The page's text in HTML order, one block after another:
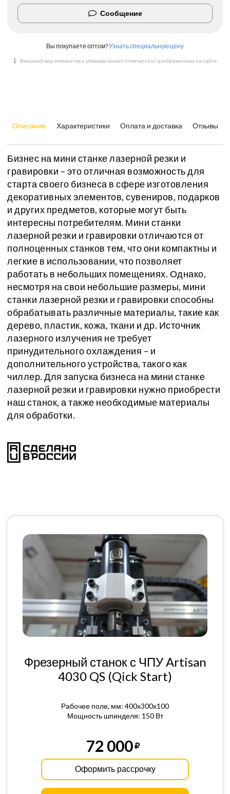
Сообщение
Вы покупаете оптом?Узнать специальную цену
Внешний вид элементов и упаковка может отличатся от изображенных на сайте.
Описание Характеристики Оплата и доставка Отзывы
Бизнес на мини станке лазерной резки и
гравировки – это отличная возможность для
старта своего бизнеса в сфере изготовления
декоративных элементов, сувениров, подарков
и других предметов, которые могут быть
интересны потребителям. Мини станки
лазерной резки и гравировки отличаются от
полноценных станков тем, что они компактны и
легкие в использовании, что позволяет
работать в небольших помещениях. Однако,
несмотря на свои небольшие размеры, мини
станки лазерной резки и гравировки способны
обрабатывать различные материалы, такие как
дерево, пластик, кожа, ткани и др. Источник
лазерного излучения не требует
принудительного охлаждения – и
дополнительного устройства, такого как
чиллер. Для запуска бизнеса на мини станке
лазерной резки и гравировки нужно приобрести
наш станок, а также необходимые материалы
для обработки.
Фрезерный станок с ЧПУ Artisan
4030 QS (Qick Start)
Рабочее поле, мм: 400x300x100
Мощность шпинделя: 150 Вт
72 000
Оформить рассрочку